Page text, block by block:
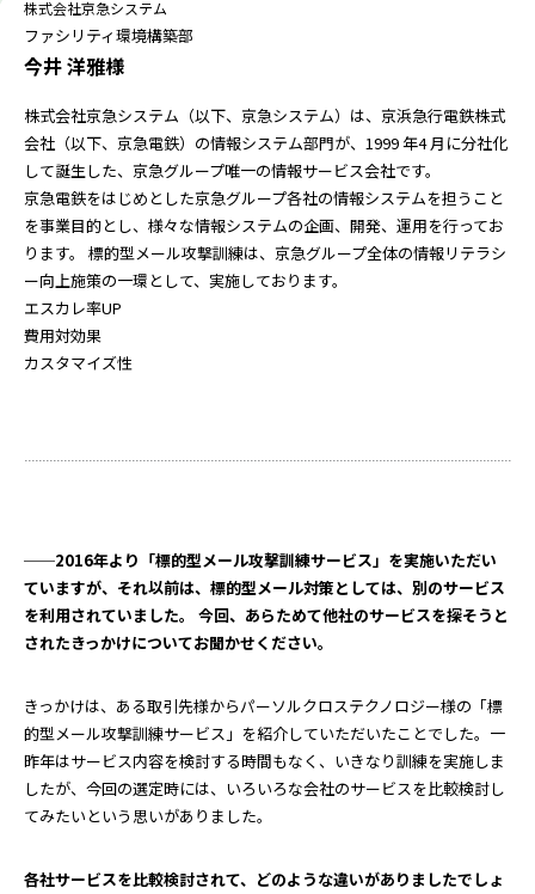
株式会社京急システム
ファシリティ環境構築部
今井 洋雅様
株式会社京急システム（以下、京急システム）は、京浜急行電鉄株式
会社（以下、京急電鉄）の情報システム部門が、1999 年4 月に分社化
して誕生した、京急グループ唯一の情報サービス会社です。
京急電鉄をはじめとした京急グループ各社の情報システムを担うこと
を事業目的とし、様々な情報システムの企画、開発、運用を行ってお
ります。 標的型メール攻撃訓練は、京急グループ全体の情報リテラシ
ー向上施策の一環として、実施しております。
エスカレ率UP
費用対効果
カスタマイズ性
──2016年より「標的型メール攻撃訓練サービス」を実施いただい
ていますが、それ以前は、標的型メール対策としては、別のサービス
を利用されていました。 今回、あらためて他社のサービスを探そうと
されたきっかけについてお聞かせください。
きっかけは、ある取引先様からパーソルクロステクノロジー様の「標
的型メール攻撃訓練サービス」を紹介していただいたことでした。一
昨年はサービス内容を検討する時間もなく、いきなり訓練を実施しま
したが、今回の選定時には、いろいろな会社のサービスを比較検討し
てみたいという思いがありました。
――各社サービスを比較検討されて、どのような違いがありましたでしょ